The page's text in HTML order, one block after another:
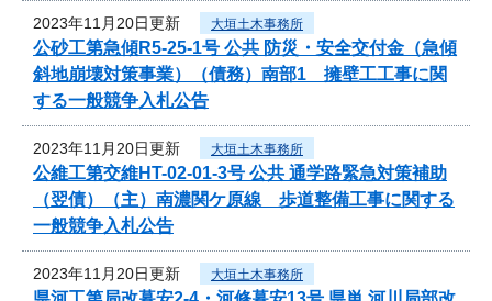
2023年11月20日更新 大垣土木事務所
公砂工第急傾R5-25-1号 公共 防災・安全交付金（急傾
斜地崩壊対策事業）（債務）南部1 擁壁工工事に関
する一般競争入札公告
2023年11月20日更新 大垣土木事務所
公維工第交維HT-02-01-3号 公共 通学路緊急対策補助
（翌債）（主）南濃関ケ原線 歩道整備工事に関する
一般競争入札公告
2023年11月20日更新 大垣土木事務所